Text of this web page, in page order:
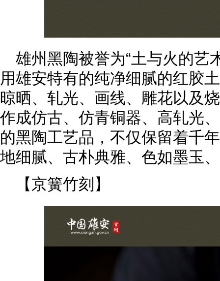
雄州黑陶被誉为“土与火的艺
用雄安特有的纯净细腻的红胶
晾晒、轧光、画线、雕花以及
作成仿古、仿青铜器、高轧光
的黑陶工艺品，不仅保留着千
地细腻、古朴典雅、色如墨玉
【京簧竹刻】